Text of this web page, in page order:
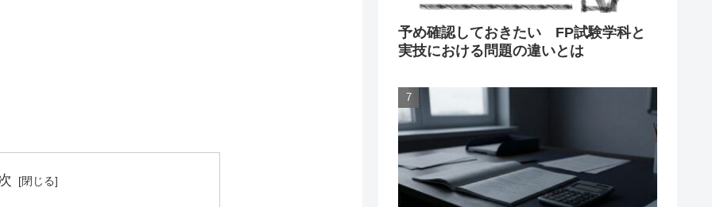
予め確認しておきたい FP試験学科と
実技における問題の違いとは